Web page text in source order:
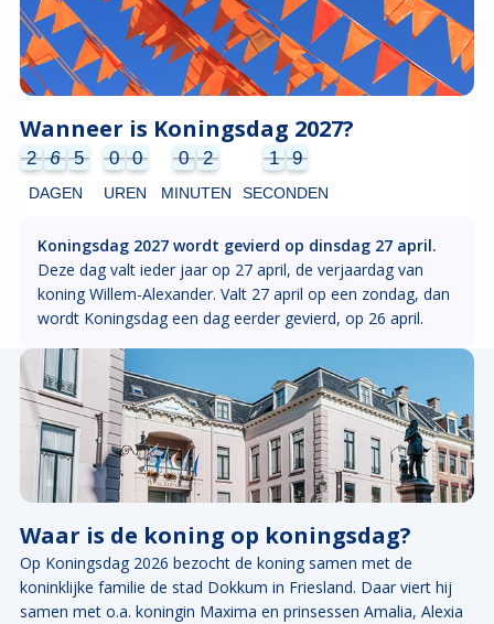
Wanneer is Koningsdag 2027?
2
2 6
6 5
5
DAGEN
0
0 0
0
UREN
0
0 2
2
MINUTEN
1
2
1 8
9
8
0
9
SECONDEN
Koningsdag 2027 wordt gevierd op dinsdag 27 april.
Deze dag valt ieder jaar op 27 april, de verjaardag van
koning Willem-Alexander. Valt 27 april op een zondag, dan
wordt Koningsdag een dag eerder gevierd, op 26 april.
Waar is de koning op koningsdag?
Op Koningsdag 2026 bezocht de koning samen met de
koninklijke familie de stad Dokkum in Friesland. Daar viert hij
samen met o.a. koningin Maxima en prinsessen Amalia, Alexia